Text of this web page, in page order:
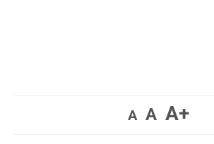
A A A+